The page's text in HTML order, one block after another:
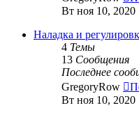
Вт ноя 10, 2020
Наладка и
4 Темы
13 Сообщения
Последнее
GregoryRow
Вт ноя 10, 2020